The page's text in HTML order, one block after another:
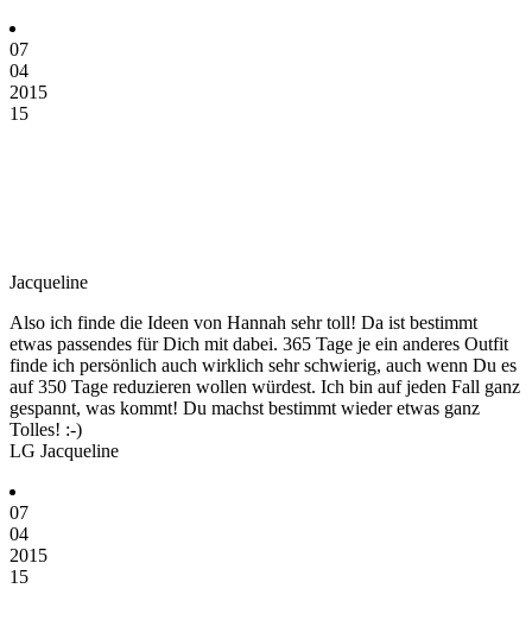
07
04
2015
15
Jacqueline
Also ich finde die Ideen von Hannah sehr toll! Da ist bestimmt
etwas passendes für Dich mit dabei. 365 Tage je ein anderes Outfit
finde ich persönlich auch wirklich sehr schwierig, auch wenn Du es
auf 350 Tage reduzieren wollen würdest. Ich bin auf jeden Fall ganz
gespannt, was kommt! Du machst bestimmt wieder etwas ganz
Tolles! :-)
LG Jacqueline
07
04
2015
15